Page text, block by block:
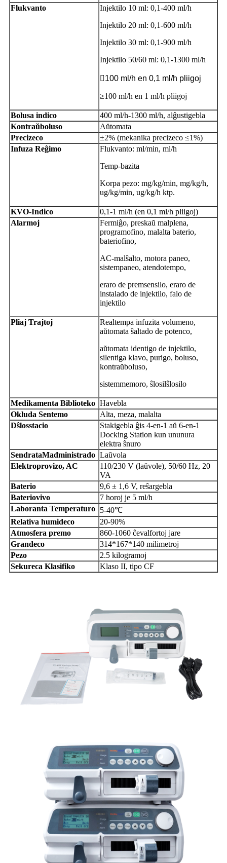
Flukvanto
Injektilo 10 ml: 0,1-400 ml/h
Injektilo 20 ml: 0,1-600 ml/h
Injektilo 30 ml: 0,1-900 ml/h
Injektilo 50/60 ml: 0,1-1300 ml/h
100 ml/h en 0,1 ml/h pliigoj
≥100 ml/h en 1 ml/h pliigoj
Bolusa indico
400 ml/h-1300 ml/h, alĝustigebla
Kontraŭboluso
Aŭtomata
Precizeco
±2% (mekanika precizeco ≤1%)
Infuza Reĝimo
Flukvanto: ml/min, ml/h
Temp-bazita
Korpa pezo: mg/kg/min, mg/kg/h,
ug/kg/min, ug/kg/h ktp.
KVO-Indico
0,1-1 ml/h (en 0,1 ml/h pliigoj)
Alarmoj
Fermiĝo, preskaŭ malplena,
programofino, malalta baterio,
bateriofino,
AC-malŝalto, motora paneo,
sistempaneo, atendotempo,
eraro de premsensilo, eraro de
instalado de injektilo, falo de
injektilo
Pliaj Trajtoj
Realtempa infuzita volumeno,
aŭtomata ŝaltado de potenco,
aŭtomata identigo de injektilo,
silentiga klavo, purigo, boluso,
kontraŭboluso,
sistemmemoro, ŝlosilŝlosilo
Medikamenta Biblioteko Havebla
Okluda Sentemo
Alta, meza, malalta
Dŝlosstacio
Stakigebla ĝis 4-en-1 aŭ 6-en-1
Docking Station kun ununura
elektra ŝnuro
SendrataMadministrado Laŭvola
Elektroprovizo, AC
110/230 V (laŭvole), 50/60 Hz, 20
VA
Baterio
9,6 ± 1,6 V, reŝargebla
Bateriovivo
7 horoj je 5 ml/h
Laboranta Temperaturo 5-40℃
Relativa humideco
20-90%
Atmosfera premo
860-1060 ĉevalfortoj jare
Grandeco
314*167*140 milimetroj
Pezo
2.5 kilogramoj
Sekureca Klasifiko
Klaso II, tipo CF